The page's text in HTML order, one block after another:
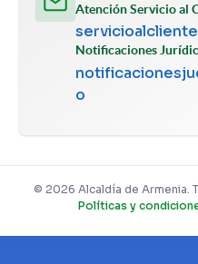
Atención Servicio al
Notificaciones
o
© 2026 Alcaldía de Armenia.
Políticas y